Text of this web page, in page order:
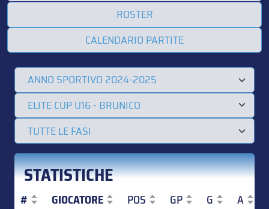
ROSTER
CALENDARIO PARTITE
STATISTICHE
# GIOCATORE POS GP G A